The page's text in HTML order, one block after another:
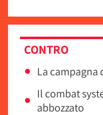
CONTRO
La campagna
Il combat
abbozzato